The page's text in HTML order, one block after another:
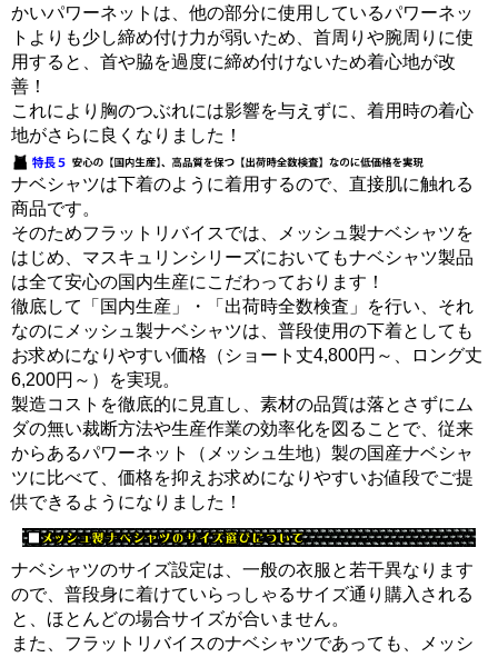
かいパワーネットは、他の部分に使用しているパワーネッ
トよりも少し締め付け力が弱いため、首周りや腕周りに使
用すると、首や脇を過度に締め付けないため着心地が改
善！
これにより胸のつぶれには影響を与えずに、着用時の着心
地がさらに良くなりました！
ナベシャツは下着のように着用するので、直接肌に触れる
商品です。
そのためフラットリバイスでは、メッシュ製ナベシャツを
はじめ、マスキュリンシリーズにおいてもナベシャツ製品
は全て安心の国内生産にこだわっております！
徹底して「国内生産」・「出荷時全数検査」を行い、それ
なのにメッシュ製ナベシャツは、普段使用の下着としても
お求めになりやすい価格（ショート丈4,800円～、ロング丈
6,200円～）を実現。
製造コストを徹底的に見直し、素材の品質は落とさずにム
ダの無い裁断方法や生産作業の効率化を図ることで、従来
からあるパワーネット（メッシュ生地）製の国産ナベシャ
ツに比べて、価格を抑えお求めになりやすいお値段でご提
供できるようになりました！
ナベシャツのサイズ設定は、一般の衣服と若干異なります
ので、普段身に着けていらっしゃるサイズ通り購入される
と、ほとんどの場合サイズが合いません。
また、フラットリバイスのナベシャツであっても、メッシ